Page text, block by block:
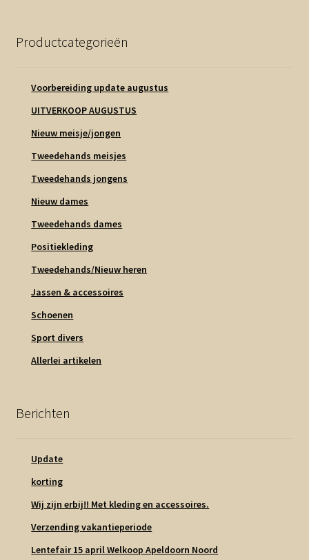
Productcategorieën
Voorbereiding update augustus
UITVERKOOP AUGUSTUS
Nieuw meisje/jongen
Tweedehands meisjes
Tweedehands jongens
Nieuw dames
Tweedehands dames
Positiekleding
Tweedehands/Nieuw heren
Jassen & accessoires
Schoenen
Sport divers
Allerlei artikelen
Berichten
Update
korting
Wij zijn erbij!! Met kleding en accessoires.
Verzending vakantieperiode
Lentefair 15 april Welkoop Apeldoorn Noord